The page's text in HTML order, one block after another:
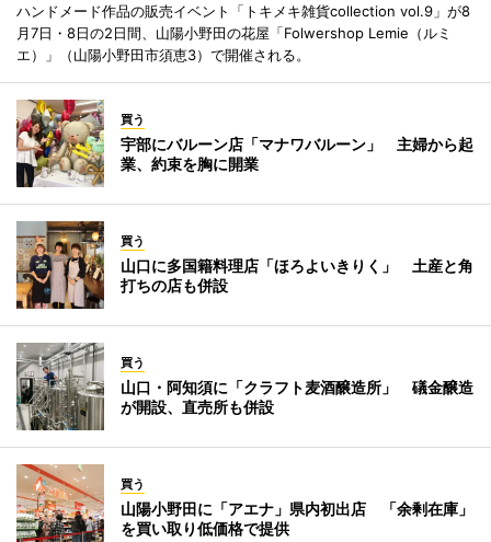
ハンドメード作品の販売イベント「トキメキ雑貨collection vol.9」が8
月7日・8日の2日間、山陽小野田の花屋「Folwershop Lemie（ルミ
エ）」（山陽小野田市須恵3）で開催される。
買う
宇部にバルーン店「マナワバルーン」 主婦から起
業、約束を胸に開業
買う
山口に多国籍料理店「ほろよいきりく」 土産と角
打ちの店も併設
買う
山口・阿知須に「クラフト麦酒醸造所」 礒金醸造
が開設、直売所も併設
買う
山陽小野田に「アエナ」県内初出店 「余剰在庫」
を買い取り低価格で提供